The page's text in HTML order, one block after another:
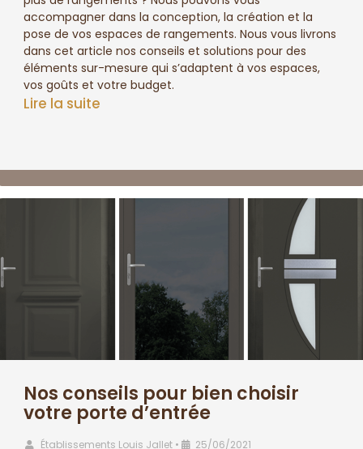
accompagner dans la conception, la création et la
pose de vos espaces de rangements. Nous vous livrons
dans cet article nos conseils et solutions pour des
éléments sur-mesure qui s’adaptent à vos espaces,
vos goûts et votre budget.
Lire la suite
Nos conseils pour bien choisir
votre porte d’entrée
Établissements Louis Jallet • 25/06/2021